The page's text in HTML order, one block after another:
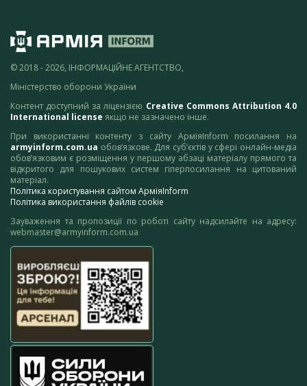
© 2018 - 2026, ІНФОРМАЦІЙНЕ АГЕНТСТВО,
Міністерство оборони України
Контент доступний за ліцензією Creative Commons Attribution 4.0
International license якщо не зазначено інше.
При використанні контенту з сайту АрміяInform посилання на
armyinform.com.ua обов’язкове. Для суб’єктів у сфері онлайн-медіа
обов’язковим є розміщення у першому абзаці матеріалу прямого та
відкритого для пошукових систем гіперпосилання на цитований
матеріал.
Політика користування сайтом АрміяInform
Політика використання файлів cookie
Зауваження та пропозиції по роботі сайту надсилайте на адресу:
webmaster@armyinform.com.ua